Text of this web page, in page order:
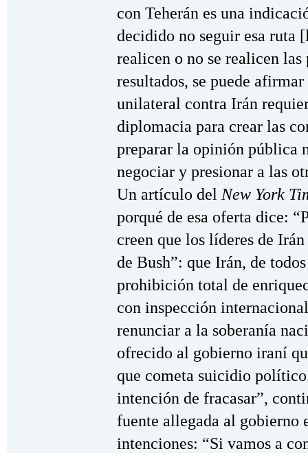
con Teherán es una
decidido no seguir esa ruta
realicen o no se realicen
resultados, se puede
unilateral contra Irán
diplomacia para crear las
preparar la opinión pública
negociar y presionar a las
Un artículo del New York
porqué de esa oferta dice:
creen que los líderes de
de Bush”: que Irán, de
prohibición total de
con inspección
renunciar a la soberanía
ofrecido al gobierno iraní
que cometa suicidio
intención de fracasar”,
fuente allegada al gobierno
intenciones: “Si vamos a